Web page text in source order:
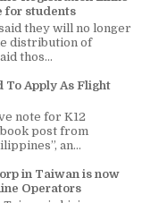
for students
they will no longer
distribution of
thos...
To Apply As Flight
note for K12
post from
an...
in Taiwan is now
Operators